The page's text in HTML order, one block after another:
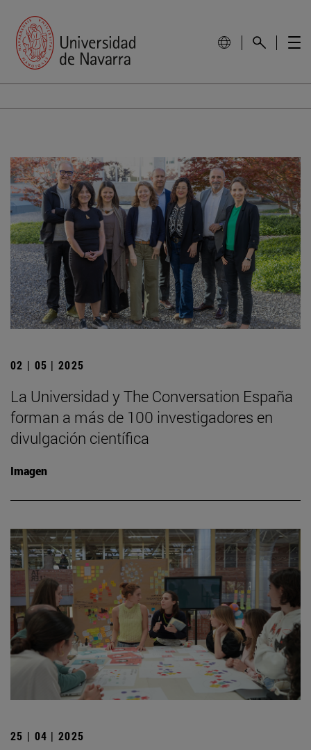
02 | 05 | 2025
La Universidad y The Conversation España
forman a más de 100 investigadores en
divulgación científica
Imagen
25 | 04 | 2025